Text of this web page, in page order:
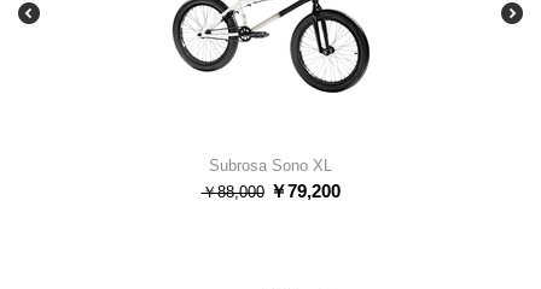
Subrosa Sono XL
￥88,000 ￥79,200